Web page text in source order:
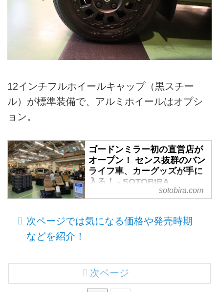
12インチフルホイールキャップ（黒スチー
ル）が標準装備で、アルミホイールはオプシ
ョン。
ゴードンミラー初の直営店が
オープン！ センス抜群のバン
ライフ車、カーグッズが手に
入る！ - SOTOBIRA
【概要】ガレージライフスタイル
直営店「GORDON MILLER
ミラーの全アイテムがそろう店舗
となっている。
sotobira.com
次ページでは気になる価格や発売時期
などを紹介！
次ページ